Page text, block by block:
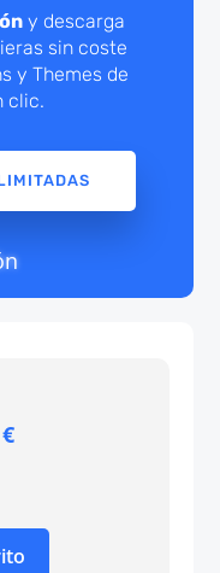
y descarga
sin coste
y Themes de
clic.
€El
3,99 €.